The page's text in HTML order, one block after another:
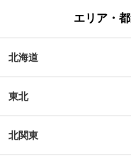
エリア・
北海道
東北
北関東